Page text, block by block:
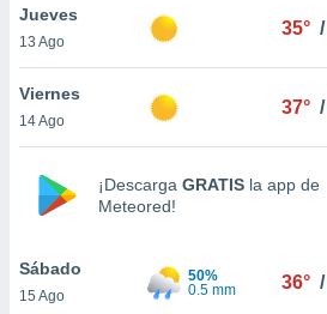
de
cookies
aceptar
Jueves
13 Ago
35° /
Viernes
14 Ago
37° /
¡Descarga GRATIS la app de
Meteored!
Sábado
15 Ago
50%
0.5 mm
36° /